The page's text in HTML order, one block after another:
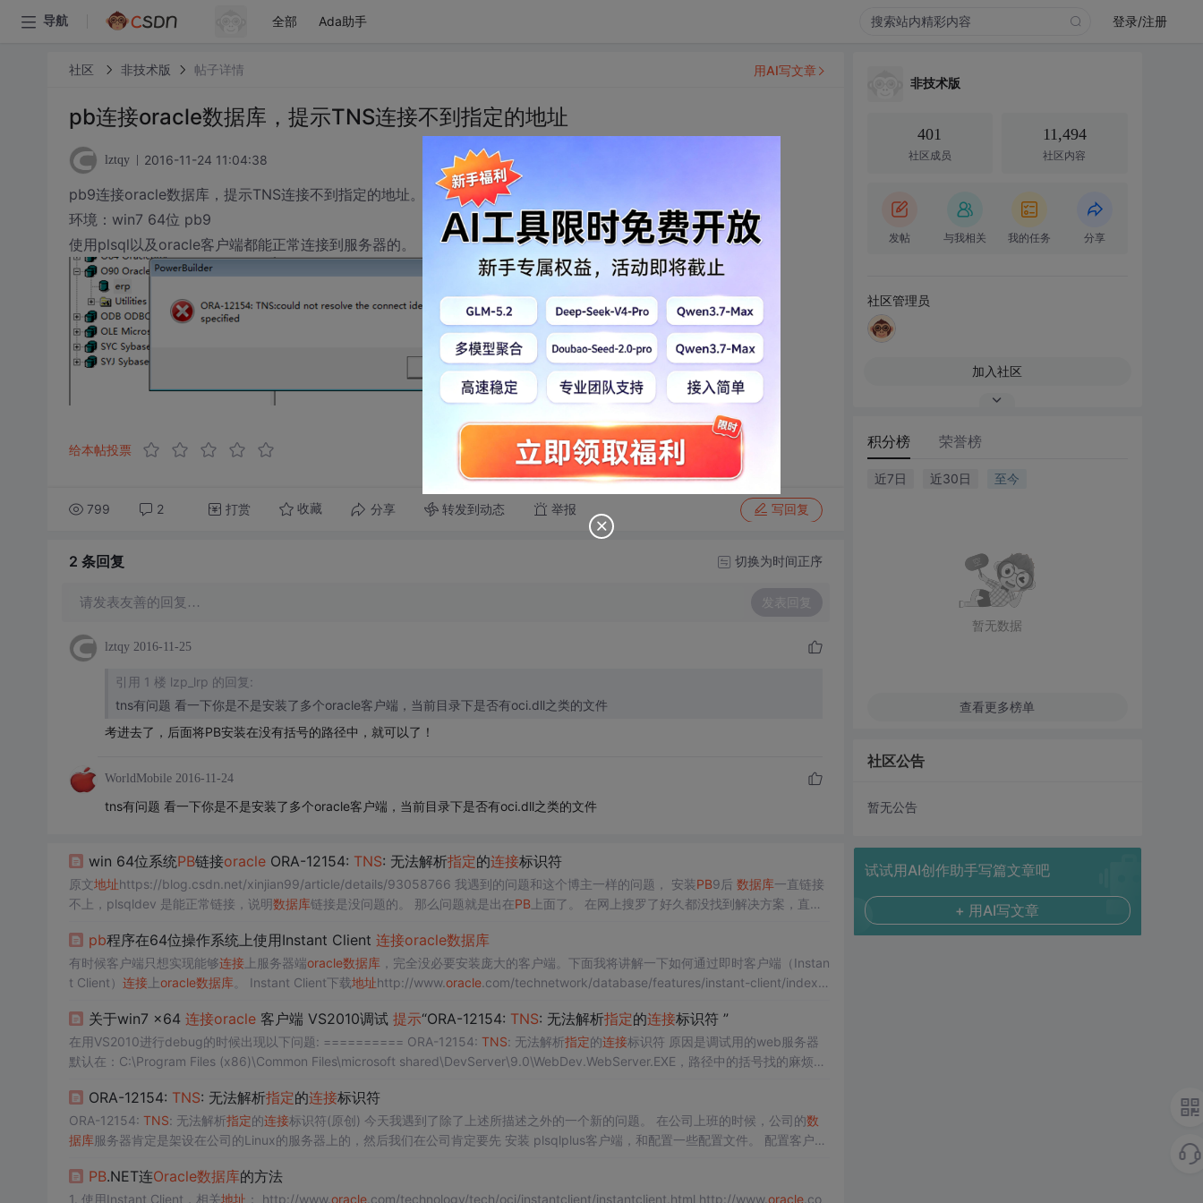
导航 全部 Ada助手 登录/注册
社区 非技术版 帖子详情
pb连接oracle数据库，提示TNS连接不到指定的地址
lztqy 2016-11-24 11:04:38
pb9连接oracle数据库，提示TNS连接不到指定的地址。 ora-12154
环境：win7 64位 pb9
使用plsql以及oracle客户端都能正常连接到服务器的。
给本帖投票
799 2 打赏 收藏 分享 转发到动态 举报 写回复
用AI写文章
2 条回复 切换为时间正序
请发表友善的回复… 发表回复
lztqy 2016-11-25
引用 1 楼 lzp_lrp 的回复:
tns有问题 看一下你是不是安装了多个oracle客户端，当前目录下是否有oci.dll之类的文件
考进去了，后面将PB安装在没有括号的路径中，就可以了！
WorldMobile 2016-11-24
tns有问题 看一下你是不是安装了多个oracle客户端，当前目录下是否有oci.dll之类的文件
win 64位系统PB链接oracleORA-12154: TNS: 无法解析指定的连接标识符
原文地址 https://blog.csdn.net/xinjian99/article/details/93058766 我遇到的问题和这个博主一样的问题， 安装PB9后 数据库一直链接
不上，plsqldev 是能正常链接，说明数据库 链接是没问题的。 那么问题就是出在PB上面了。 在网上搜罗了好久都没找到解决方案，直到
pb程序在64位操作系统上使用Instant Client 连接oracle数据库
有时候客户端只想实现能够连接上服务器端oracle数据库，完全没必要安装庞大的客户端。下面我将讲解一下如何通过即时客户端（Instan
t Client） 连接上oracle数据库。 Instant Client下载地址http://www.oracle.com/technetwork/database/features/instant-client/index-
关于win7 x64 连接oracle客户端 VS2010调试 提示“ORA-12154: TNS: 无法解析指定的连接标识符 ”
在用VS2010进行debug的时候出现以下问题: ========== ORA-12154: TNS: 无法解析指定的连接标识符 原因是调试用的web服务器
默认在：C:\Program Files (x86)\Common Files\microsoft shared\DevServer\9.0\WebDev.WebServer.EXE，路径中的括号找的麻烦。
ORA-12154: TNS: 无法解析指定的连接标识符
ORA-12154: TNS: 无法解析指定的连接 标识符(原创) 今天我遇到了除了上述所描述之外的一个新的问题。 在公司上班的时候，公司的数
据库
服务器肯定是架设在公司的Linux的服务器上的，然后我们在公司肯定要先 安装 plsqlplus客户端，和配置一些配置文件。 配置客户端
PB.NET连Oracle数据库的方法
1. 使用Instant Client，相关地址 ： http://www.oracle.com/technology/tech/oci/instantclient/instantclient.html http://www.oracle.co
非技术版
401
社区成员
11,494
社区内容
发帖 与我相关 我的任务 分享
社区管理员
加入社区
积分榜 荣誉榜
近7日 近30日 至今
暂无数据
查看更多榜单
社区公告
暂无公告
试试用AI创作助手写篇文章吧
+ 用AI写文章